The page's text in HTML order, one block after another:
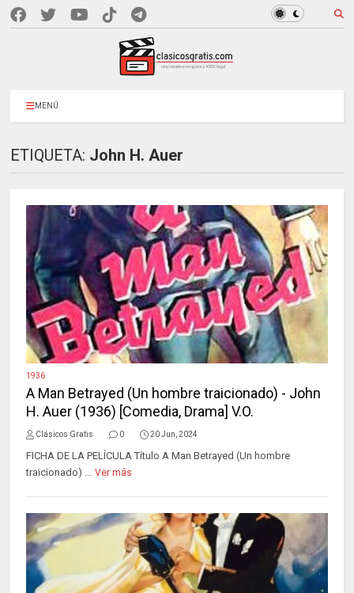
MENÚ
ETIQUETA: John H. Auer
1936
A Man Betrayed (Un hombre traicionado) - John
H. Auer (1936) [Comedia, Drama] V.O.
Clásicos Gratis 0 20 Jun, 2024
FICHA DE LA PELÍCULA Título A Man Betrayed (Un hombre
traicionado) ... Ver más